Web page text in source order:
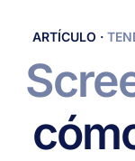
Screening
la
contratación:
qué
es
ARTÍCULO ·